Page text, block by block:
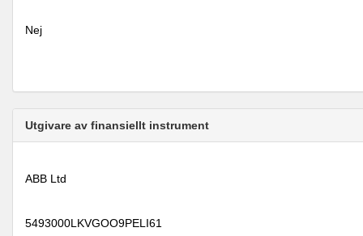
Nej
Utgivare av finansiellt instrument
ABB Ltd
5493000LKVGOO9PELI61